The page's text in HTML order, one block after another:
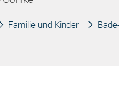
Familie und Kinder